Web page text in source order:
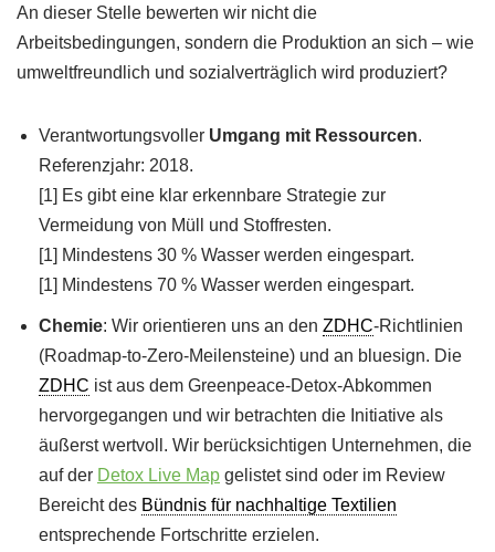
An dieser Stelle bewerten wir nicht die
Arbeitsbedingungen, sondern die Produktion an sich – wie
umweltfreundlich und sozialverträglich wird produziert?
Verantwortungsvoller Umgang mit Ressourcen.
Referenzjahr: 2018.
[1] Es gibt eine klar erkennbare Strategie zur
Vermeidung von Müll und Stoffresten.
[1] Mindestens 30 % Wasser werden eingespart.
[1] Mindestens 70 % Wasser werden eingespart.
Chemie: Wir orientieren uns an den ZDHC-Richtlinien
(Roadmap-to-Zero-Meilensteine) und an bluesign. Die
ZDHC ist aus dem Greenpeace-Detox-Abkommen
hervorgegangen und wir betrachten die Initiative als
äußerst wertvoll. Wir berücksichtigen Unternehmen, die
auf der Detox Live Map gelistet sind oder im Review
Bereicht des Bündnis für nachhaltige Textilien
entsprechende Fortschritte erzielen.